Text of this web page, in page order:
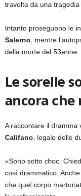
travolta da una
Intanto proseguono le
Salerno , mentre
della morte del 53enne.
Le sorelle
ancora che
A raccontare il dramma
Califano , legale delle
«Sono sotto choc.
così drammatico.
che quel corpo